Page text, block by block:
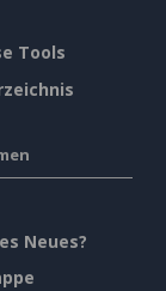
Tools
Neues?